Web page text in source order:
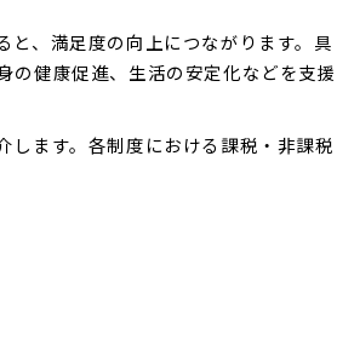
と、満足度の向上につながります。具
の健康促進、生活の安定化などを支援
します。各制度における課税・非課税